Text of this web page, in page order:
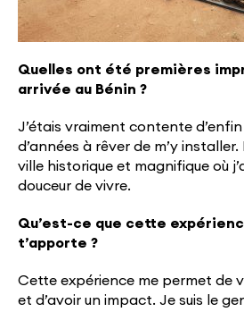
Quelles ont été premières
arrivée au Bénin ?
J’étais vraiment contente
d’années à rêver de m’y
ville historique et magnifique où
douceur de vivre.
Qu’est-ce que cette
t’apporte ?
Cette expérience me permet de
et d’avoir un impact. Je suis le